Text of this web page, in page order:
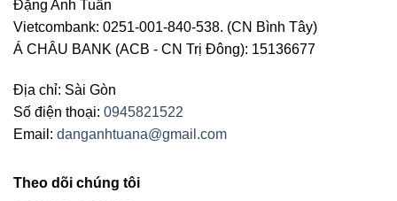
Đặng Anh Tuấn
Vietcombank: 0251-001-840-538. (CN Bình Tây)
Á CHÂU BANK (ACB - CN Trị Đông): 15136677
Địa chỉ: Sài Gòn
Số điện thoại: 0945821522
Email: danganhtuana@gmail.com
Theo dõi chúng tôi